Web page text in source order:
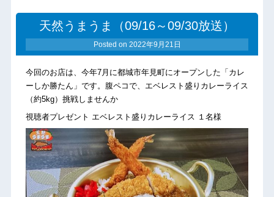
天然うまうま（09/16～09/30放送）
Posted on 2022年9月21日
今回のお店は、今年7月に都城市年見町にオープンした「カレ
ーしか勝たん」です。腹ペコで、エベレスト盛りカレーライス
（約5kg）挑戦しませんか
視聴者プレゼント エベレスト盛りカレーライス １名様